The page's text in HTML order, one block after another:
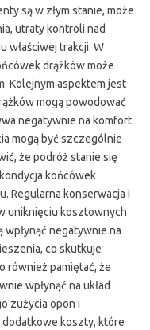
są w złym stanie, może
utraty kontroli nad
właściwej trakcji. W
drążków może
Kolejnym aspektem jest
mogą powodować
negatywnie na komfort
mogą być szczególnie
że podróż stanie się
końcówek
Regularna konserwacja i
uniknięciu kosztownych
wpłynąć negatywnie na
co skutkuje
również pamiętać, że
wpłynąć na układ
zużycia opon i
dodatkowe koszty, które